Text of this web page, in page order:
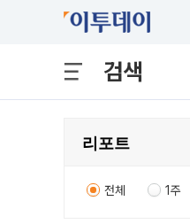
검색
전체 1주